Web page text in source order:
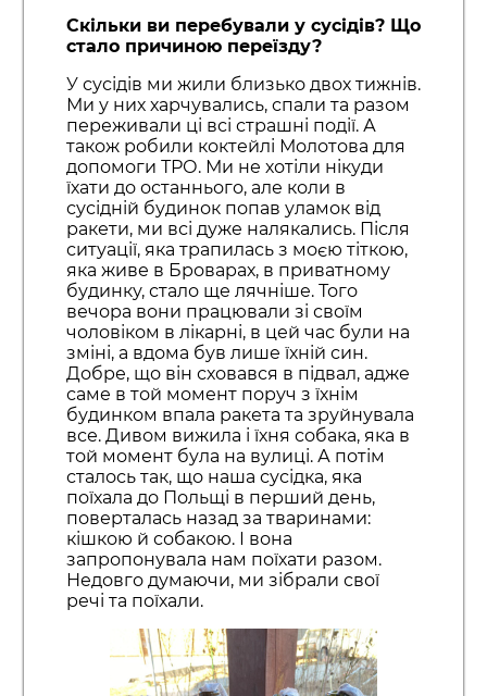
Скільки ви перебували у сусідів? Що
стало причиною переїзду?
У сусідів ми жили близько двох тижнів.
Ми у них харчувались, спали та разом
переживали ці всі страшні події. А
також робили коктейлі Молотова для
допомоги ТРО. Ми не хотіли нікуди
їхати до останнього, але коли в
сусідній будинок попав уламок від
ракети, ми всі дуже налякались. Після
ситуації, яка трапилась з моєю тіткою,
яка живе в Броварах, в приватному
будинку, стало ще лячніше. Того
вечора вони працювали зі своїм
чоловіком в лікарні, в цей час були на
зміні, а вдома був лише їхній син.
Добре, що він сховався в підвал, адже
саме в той момент поруч з їхнім
будинком впала ракета та зруйнувала
все. Дивом вижила і їхня собака, яка в
той момент була на вулиці. А потім
сталось так, що наша сусідка, яка
поїхала до Польщі в перший день,
поверталась назад за тваринами:
кішкою й собакою. І вона
запропонувала нам поїхати разом.
Недовго думаючи, ми зібрали свої
речі та поїхали.